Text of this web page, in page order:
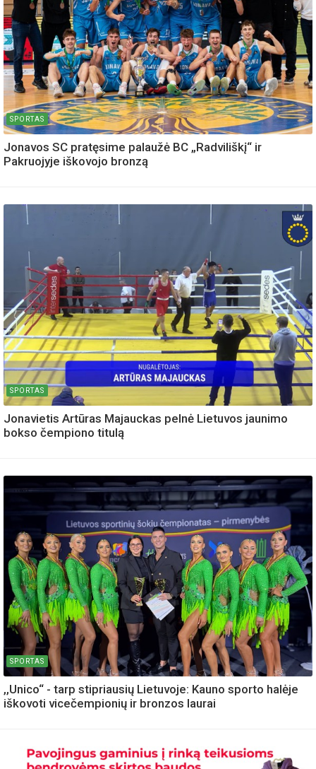
SPORTAS
Jonavos SC pratęsime palaužė BC „Radviliškį“ ir
Pakruojyje iškovojo bronzą
SPORTAS
Jonavietis Artūras Majauckas pelnė Lietuvos jaunimo
bokso čempiono titulą
SPORTAS
,,Unico“ - tarp stipriausių Lietuvoje: Kauno sporto halėje
iškovoti vicečempionių ir bronzos laurai